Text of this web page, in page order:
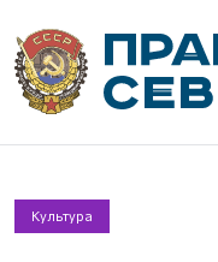
Культура